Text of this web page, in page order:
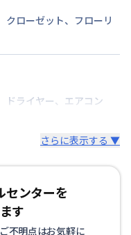
クローゼット、 フローリ
ドライヤー、 エアコン
さらに表示する ▼
センターを
す
不明点はお気軽に